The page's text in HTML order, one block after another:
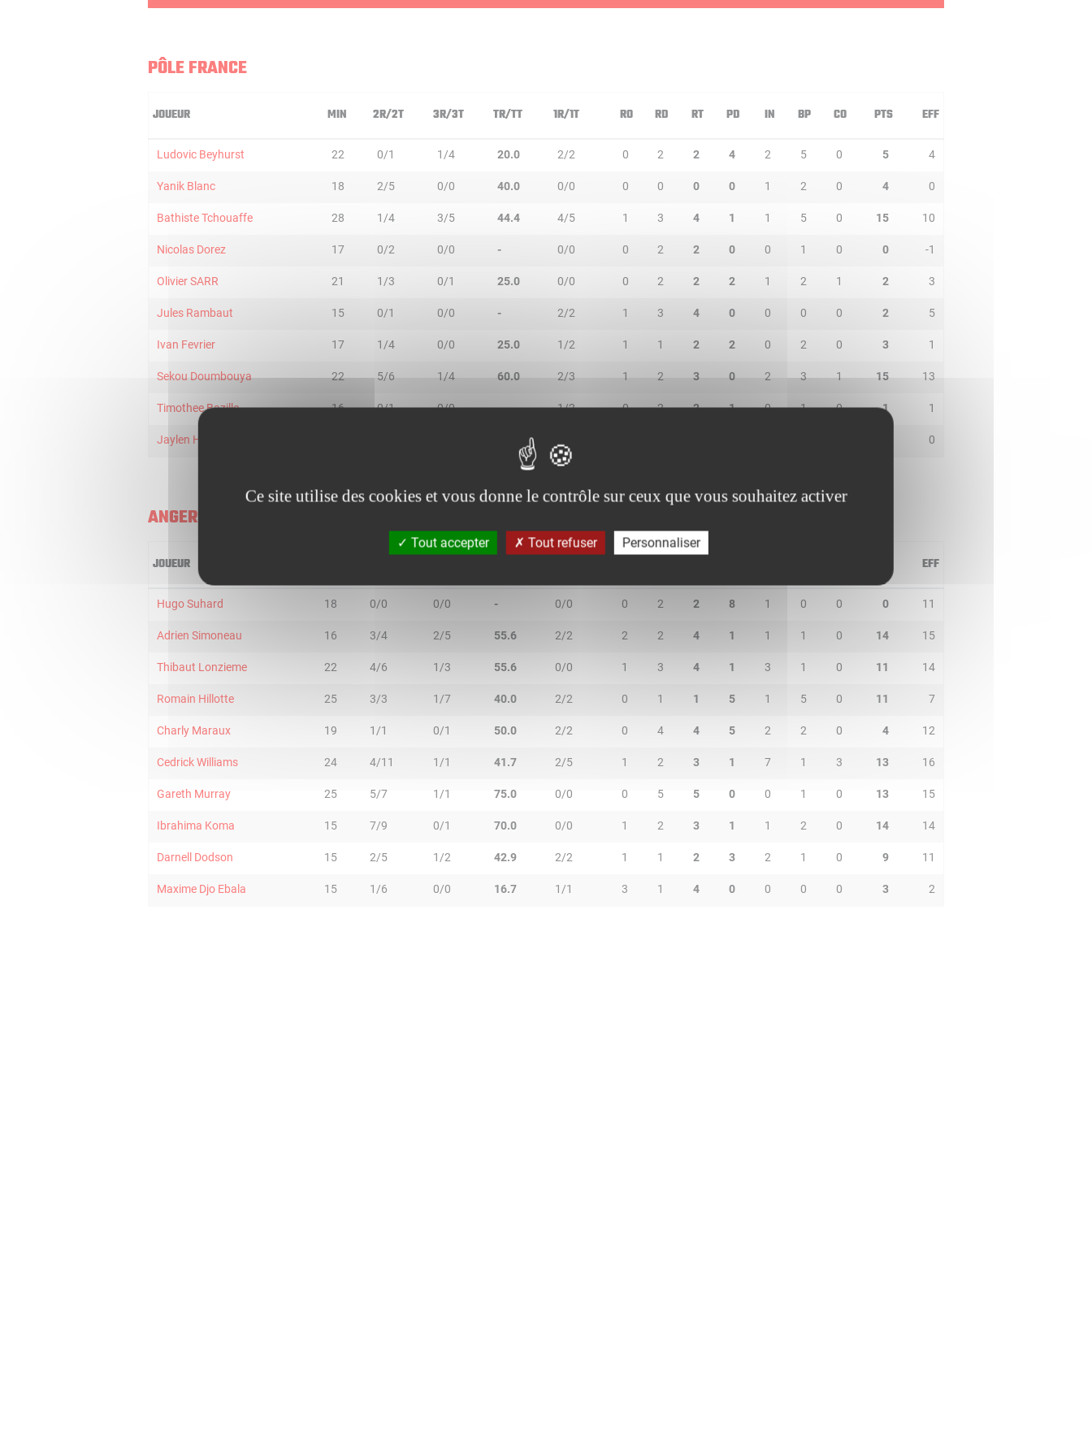
PÔLE FRANCE
JOUEUR MIN 2R/2T 3R/3T TR/TT 1R/1T RO RD RT PD IN BP CO PTS EFF
Ludovic Beyhurst 22 0/1 1/4 20.0 2/2 0 2 2 4 2 5 0 5 4
Yanik Blanc 18 2/5 0/0 40.0 0/0 0 0 0 0 1 2 0 4 0
Bathiste Tchouaffe 28 1/4 3/5 44.4 4/5 1 3 4 1 1 5 0 15 10
Nicolas Dorez 17 0/2 0/0 - 0/0 0 2 2 0 0 1 0 0 -1
Olivier SARR 21 1/3 0/1 25.0 0/0 0 2 2 2 1 2 1 2 3
Jules Rambaut 15 0/1 0/0 - 2/2 1 3 4 0 0 0 0 2 5
Ivan Fevrier 17 1/4 0/0 25.0 1/2 1 1 2 2 0 2 0 3 1
Sekou Doumbouya 22 5/6 1/4 60.0 2/3 1 2 3 0 2 3 1 15 13
Timothee Bazille 16 0/1 0/0 - 1/2 0 2 2 1 0 1 0 1 1
Jaylen HOARD 0
ANGERS
JOUEUR EFF
Hugo Suhard 18 0/0 0/0 - 0/0 0 2 2 8 1 0 0 0 11
Adrien Simoneau 16 3/4 2/5 55.6 2/2 2 2 4 1 1 1 0 14 15
Thibaut Lonzieme 22 4/6 1/3 55.6 0/0 1 3 4 1 3 1 0 11 14
Romain Hillotte 25 3/3 1/7 40.0 2/2 0 1 1 5 1 5 0 11 7
Charly Maraux 19 1/1 0/1 50.0 2/2 0 4 4 5 2 2 0 4 12
Cedrick Williams 24 4/11 1/1 41.7 2/5 1 2 3 1 7 1 3 13 16
Gareth Murray 25 5/7 1/1 75.0 0/0 0 5 5 0 0 1 0 13 15
Ibrahima Koma 15 7/9 0/1 70.0 0/0 1 2 3 1 1 2 0 14 14
Darnell Dodson 15 2/5 1/2 42.9 2/2 1 1 2 3 2 1 0 9 11
Maxime Djo Ebala 15 1/6 0/0 16.7 1/1 3 1 4 0 0 0 0 3 2
Ce site utilise des cookies et vous donne le contrôle sur ceux que vous souhaitez activer
Tout accepter Tout refuser Personnaliser